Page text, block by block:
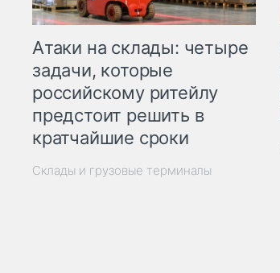
Атаки на склады: четыре
задачи, которые
российскому ритейлу
предстоит решить в
кратчайшие сроки
Склады и грузовые терминалы